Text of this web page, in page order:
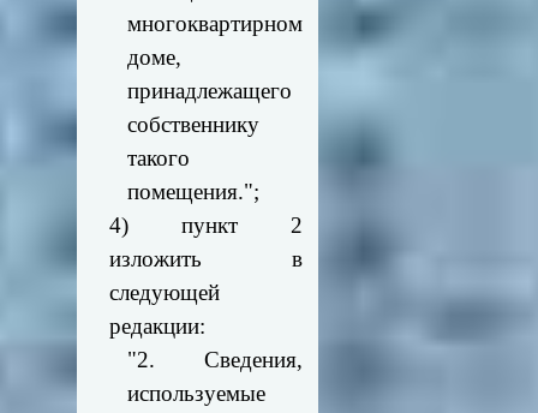
многоквартирном
доме,
принадлежащего
собственнику
такого
помещения.";
4) пункт 2
изложить в
следующей
редакции:
"2. Сведения,
используемые